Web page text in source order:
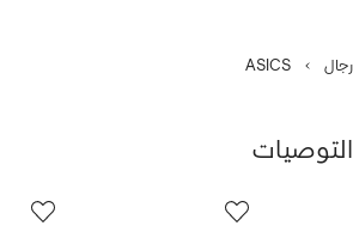
رجال ASICS
التوصيات